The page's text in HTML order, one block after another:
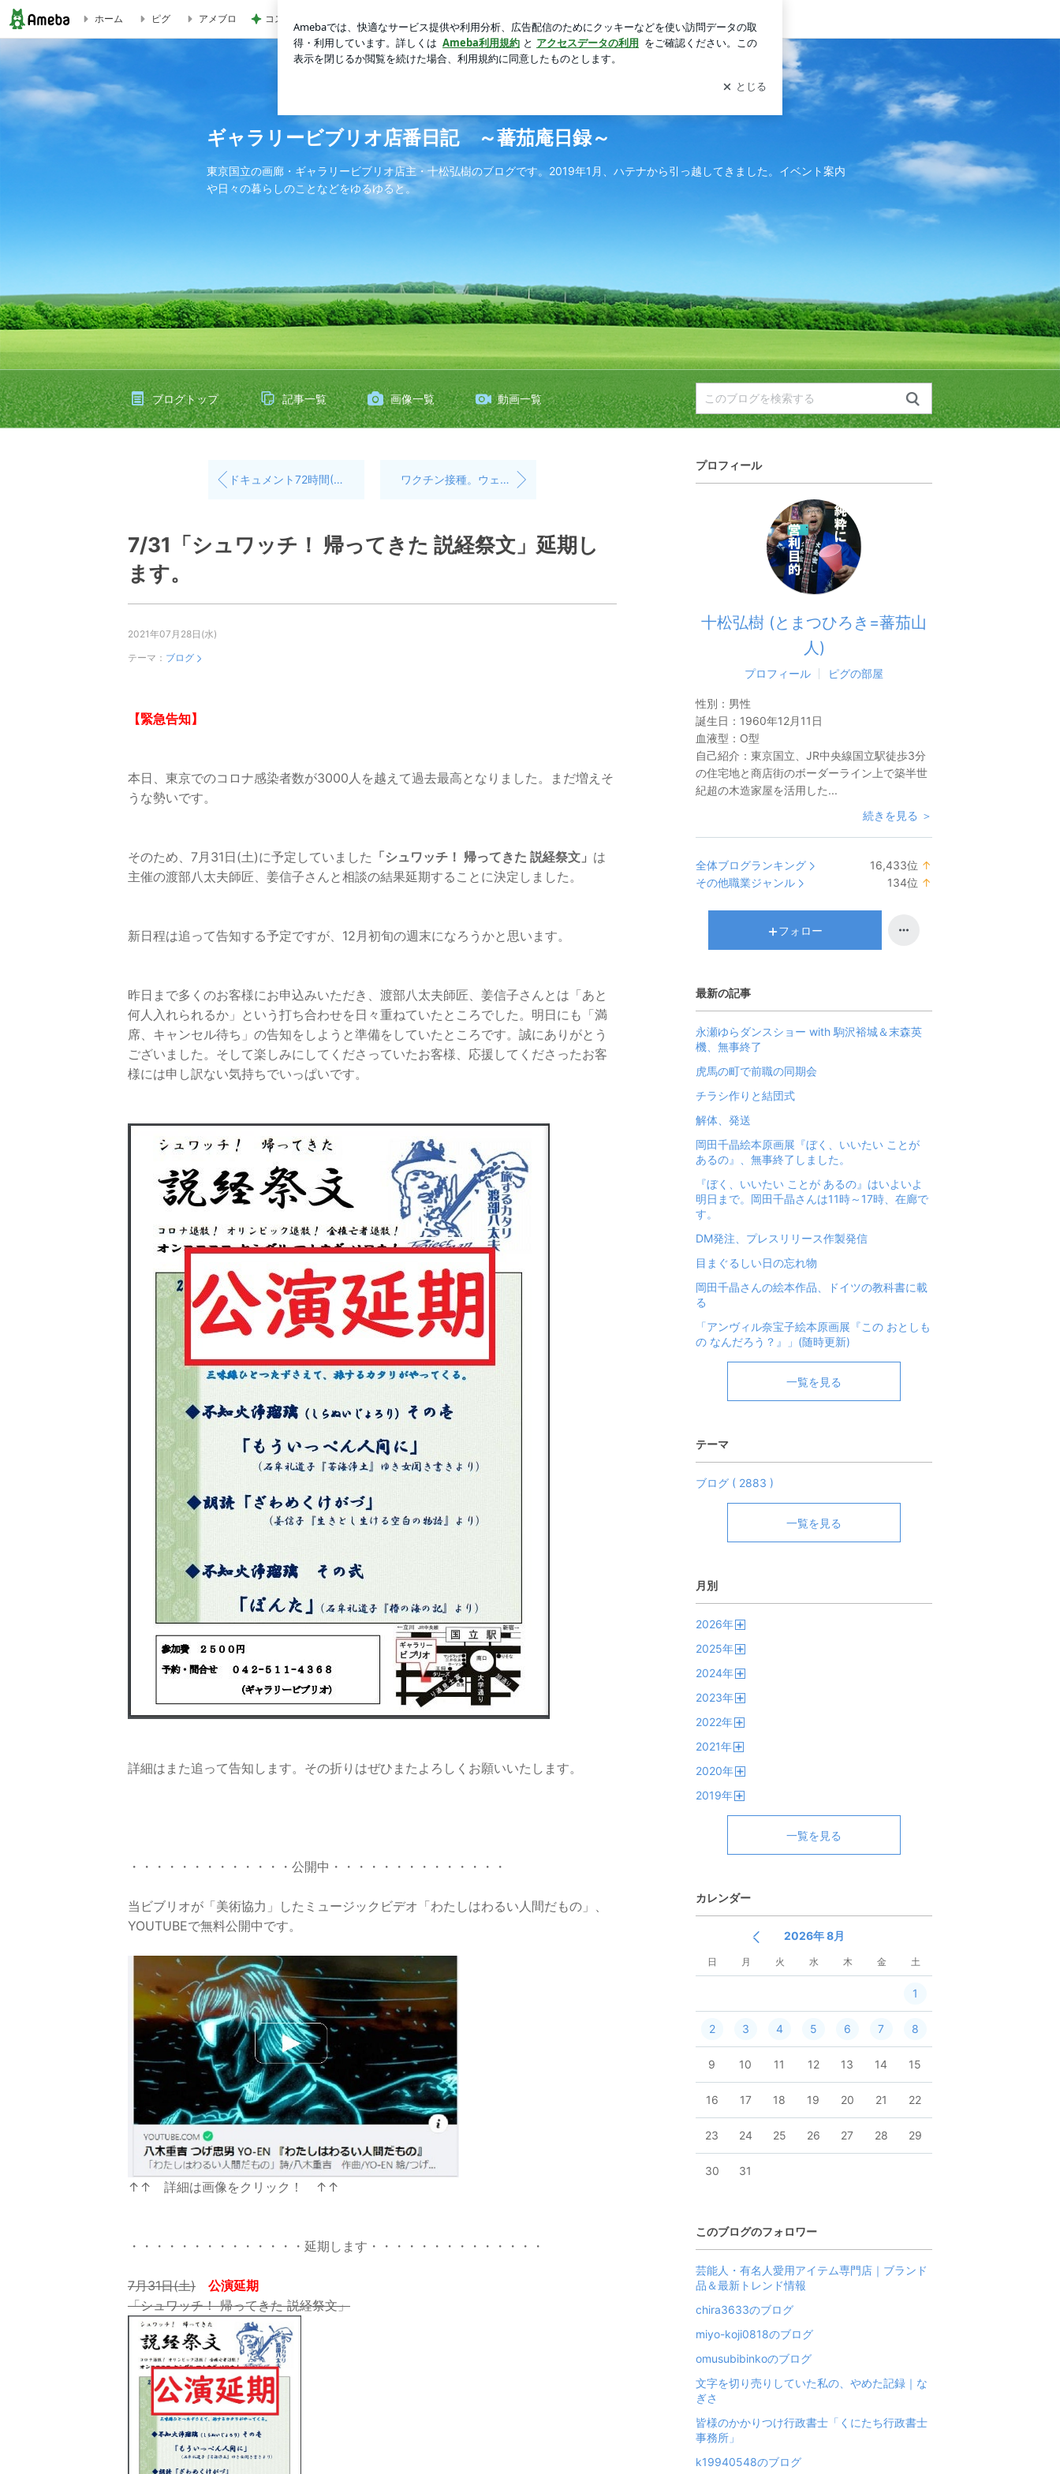
7/31「シュワッチ！ 帰ってきた 説経祭文」延期します。 | ギャラリービブリオ店番日記 ～蕃茄庵日録～
ホーム ピグ アメブロ コストコでさらに安くなっていたお米 新規登録 ログイン
ギャラリービブリオ店番日記 ～蕃茄庵日録～
東京国立の画廊・ギャラリービブリオ店主・十松弘樹のブログです。2019年1月、ハテナから引っ越してきました。イベント案内
や日々の暮らしのことなどをゆるゆると。
ブログトップ 記事一覧 画像一覧 動画一覧
ドキュメント72時間(+8時間) ワクチン接種2回目 ワクチン接種。ウェーバーと定年蕎麦打ちおやじの狭間で。
7/31「シュワッチ！ 帰ってきた 説経祭文」延期し
ます。
2021年07月28日(水)
テーマ： ブログ
【緊急告知】
本日、東京でのコロナ感染者数が3000人を越えて過去最高となりました。まだ増えそ
うな勢いです。
そのため、7月31日(土)に予定していました 「シュワッチ！ 帰ってきた 説経祭文」 は
主催の渡部八太夫師匠、姜信子さんと相談の結果延期することに決定しました。
新日程は追って告知する予定ですが、12月初旬の週末になろうかと思います。
昨日まで多くのお客様にお申込みいただき、渡部八太夫師匠、姜信子さんとは「あと
何人入れられるか」という打ち合わせを日々重ねていたところでした。明日にも「満
席、キャンセル待ち」の告知をしようと準備をしていたところです。誠にありがとう
ございました。そして楽しみにしてくださっていたお客様、応援してくださったお客
様には申し訳ない気持ちでいっぱいです。
詳細はまた追って告知します。その折りはぜひまたよろしくお願いいたします。
・・・・・・・・・・・・・公開中・・・・・・・・・・・・・・
当ビブリオが「美術協力」したミュージックビデオ「わたしはわるい人間だもの」、
YOUTUBEで無料公開中です。
↑↑ 詳細は画像をクリック！ ↑↑
・・・・・・・・・・・・・・延期します・・・・・・・・・・・・・・
7月31日(土)
公演延期
「シュワッチ！ 帰ってきた 説経祭文」
プロフィール
十松弘樹 (とまつひろき=蕃茄山
人)
プロフィール ピグの部屋
性別： 男性
誕生日： 1960年12月11日
血液型： O型
自己紹介： 東京国立、JR中央線国立駅徒歩3分
の住宅地と商店街のボーダーライン上で築半世
紀超の木造家屋を活用した...
続きを見る ＞
全体ブログランキング 16,433位 ↑
その他職業ジャンル 134位 ↑
フォロー
最新の記事
永瀬ゆらダンスショー with 駒沢裕城＆末森英
機、無事終了
虎馬の町で前職の同期会
チラシ作りと結団式
解体、発送
岡田千晶絵本原画展『ぼく、いいたい ことが
あるの』、無事終了しました。
『ぼく、いいたい ことが あるの』はいよいよ
明日まで。岡田千晶さんは11時～17時、在廊で
す。
DM発注、プレスリリース作製発信
目まぐるしい日の忘れ物
岡田千晶さんの絵本作品、ドイツの教科書に載
る
「アンヴィル奈宝子絵本原画展『この おとしも
の なんだろう？』」(随時更新)
一覧を見る
テーマ
ブログ ( 2883 )
一覧を見る
月別
2026年
2025年
2024年
2023年
2022年
2021年
2020年
2019年
一覧を見る
カレンダー
2026年 8月
日 月 火 水 木 金 土
1
2 3 4 5 6 7 8
9 10 11 12 13 14 15
16 17 18 19 20 21 22
23 24 25 26 27 28 29
30 31
このブログのフォロワー
芸能人・有名人愛用アイテム専門店｜ブランド
品＆最新トレンド情報
chira3633のブログ
miyo-koji0818のブログ
omusubibinkoのブログ
文字を切り売りしていた私の、やめた記録｜な
ぎさ
皆様のかかりつけ行政書士「くにたち行政書士
事務所」
k19940548のブログ